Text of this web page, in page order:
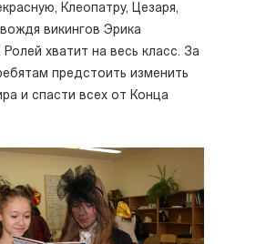
Клеопатру, Цезаря,
викингов Эрика
Ролей хватит на весь класс. За
предстоить изменить
и спасти всех от Конца